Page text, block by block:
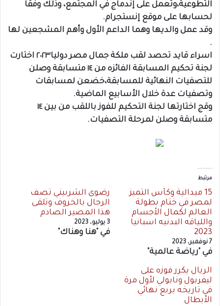
التطوعية،وتعمل على إندماج في المجتمع، وذلك وفقا
لحسابها على موقع إنستجرام.
وقد عمل والديها وهما الداعم الأول وأهم المشجعين لها
.
اسراء قايد تحصد لقب ملكة جمال مصر دوليا٢٠٢٣ اختارت
لجنة تحكيم المسابقة الفائزه من ١٤ متسابقة وصلن
للتصفيات النهائية للمسابقة،خضعن لمسابقات
وتصفيات عدة خلال الأسابيع الماضية.
وقج اختارتها لجنة التحكيم للفوز باللقب من بين ١٤
متسابقة وصلن لمرحلة التصفيات.
مرتبط
15 ميدالية وكأس التميز
لمصر في ختام بطولة
العالم لكمال الأجسام
واللياقه البدنيه اسبانيا
2023
7 نوفمبر، 2023
في "رياضة عالمية"
رضوى الشربيني تصف
الرجال بالخروف وتلقى
هذا المصير الصادم
3 يوليو، 2023
في "هنا وهناك"
الريال يكرر فوزه على
ليفربول ونابولي لأول مرة
في تاريخه بربع نهائي
الأبطال